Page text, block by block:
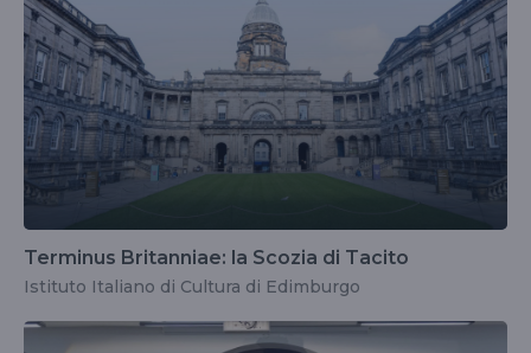
Terminus Britanniae: la Scozia di Tacito
Istituto Italiano di Cultura di Edimburgo